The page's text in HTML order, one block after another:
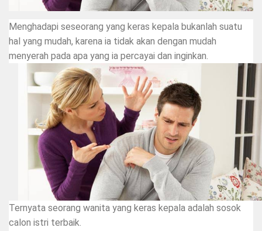
Menghadapi seseorang yang keras kepala bukanlah suatu
hal yang mudah, karena ia tidak akan dengan mudah
menyerah pada apa yang ia percayai dan inginkan.
Ternyata seorang wanita yang keras kepala adalah sosok
calon istri terbaik.